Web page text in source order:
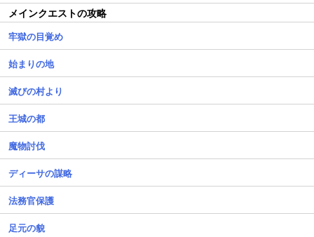
メインクエストの攻略
牢獄の目覚め
始まりの地
滅びの村より
王城の都
魔物討伐
ディーサの謀略
法務官保護
足元の貌